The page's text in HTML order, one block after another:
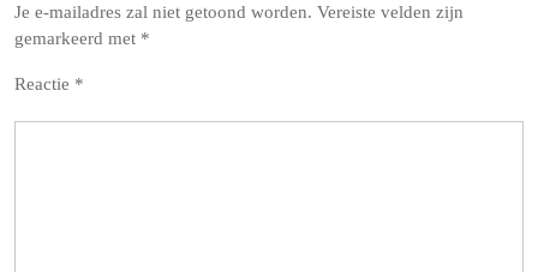
Je e-mailadres zal niet getoond worden. Vereiste velden zijn
gemarkeerd met *
Reactie *